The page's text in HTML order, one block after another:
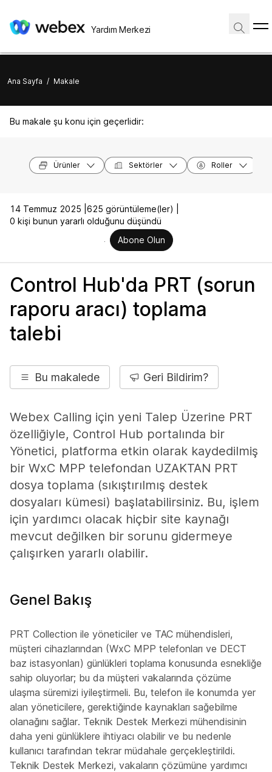
Yardım Merkezi
Ana Sayfa / Makale
Bu makale şu konu için geçerlidir:
Ürünler Sektörler Roller
14 Temmuz 2025 | 625 görüntüleme(ler) |
0 kişi bunun yararlı olduğunu düşündü
Abone Olun
Control Hub'da PRT (sorun
raporu aracı) toplama
talebi
Bu makalede Geri Bildirim?
Webex Calling için yeni Talep Üzerine PRT
özelliğiyle, Control Hub portalında bir
Yönetici, platforma etkin olarak kaydedilmiş
bir WxC MPP telefondan UZAKTAN PRT
dosya toplama (sıkıştırılmış destek
dosyaları kümesi) başlatabilirsiniz. Bu, işlem
için yardımcı olacak hiçbir site kaynağı
mevcut değilken bir sorunu gidermeye
çalışırken yararlı olabilir.
Genel Bakış
PRT Collection ile yöneticiler ve TAC mühendisleri,
müşteri cihazlarından (WxC MPP telefonları ve DECT
baz istasyonları) günlükleri toplama konusunda esnekliğe
sahip oluyorlar; bu da müşteri vakalarında çözüme
ulaşma süremizi iyileştirmeli. Bu, telefon ile konumda yer
alan yöneticilere, gerektiğinde kaynakları sağebilme
olanağını sağlar. Teknik Destek Merkezi mühendisinin
daha yeni günlüklere ihtiyacı olabilir ve bu nedenle
kullanıcı tarafından tekrar müdahale gerçekleştirildi.
Teknik Destek Merkezi, vakaların çözümüne yardımcı